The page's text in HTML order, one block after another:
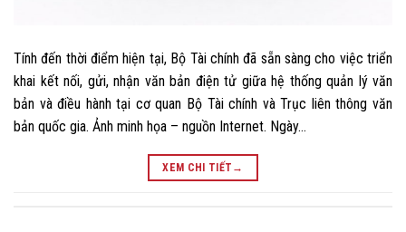
Tính đến thời điểm hiện tại, Bộ Tài chính đã sẵn sàng cho việc triển
khai kết nối, gửi, nhận văn bản điện tử giữa hệ thống quản lý văn
bản và điều hành tại cơ quan Bộ Tài chính và Trục liên thông văn
bản quốc gia. Ảnh minh họa – nguồn Internet. Ngày…
XEM CHI TIẾT →